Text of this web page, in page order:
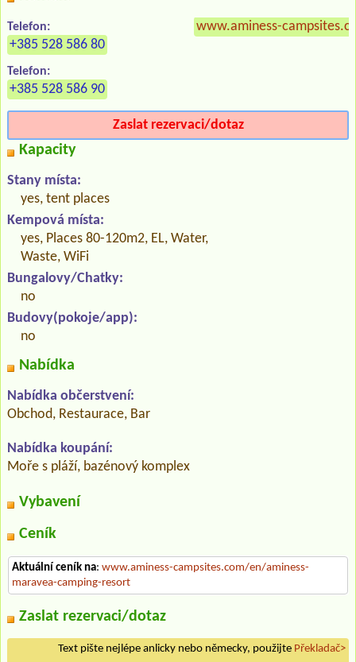
Telefon:
+385 528 586 80
Telefon:
+385 528 586 90
www.aminess-
Zaslat rezervaci/dotaz
Kapacity
Stany místa:
yes, tent places
Kempová místa:
yes, Places 80-120m2, EL, Water,
Waste, WiFi
Bungalovy/Chatky:
no
Budovy(pokoje/app):
no
Nabídka
Nabídka občerstvení:
Obchod, Restaurace, Bar
Nabídka koupání:
Moře s pláží, bazénový komplex
Vybavení
Ceník
Aktuální ceník na: www.aminess-campsites.com/en/aminess-
maravea-camping-resort
Zaslat rezervaci/dotaz
Text pište nejlépe anlicky nebo německy, použijte Překladač>